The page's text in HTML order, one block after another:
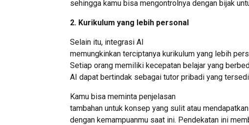
sehingga kamu bisa mengontrolnya dengan bijak
2. Kurikulum yang lebih personal
Selain itu, integrasi AI
memungkinkan terciptanya kurikulum yang lebih
Setiap orang memiliki kecepatan belajar yang
AI dapat bertindak sebagai tutor pribadi yang
Kamu bisa meminta penjelasan
tambahan untuk konsep yang sulit atau
dengan kemampuanmu saat ini. Pendekatan ini